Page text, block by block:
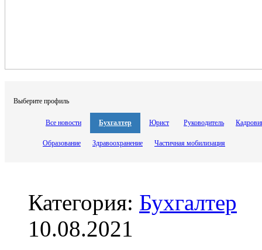
Выберите профиль
Все новости Бухгалтер Юрист Руководитель
Образование Здравоохранение Частичная мобилизация
Категория: Бухгалтер
10.08.2021